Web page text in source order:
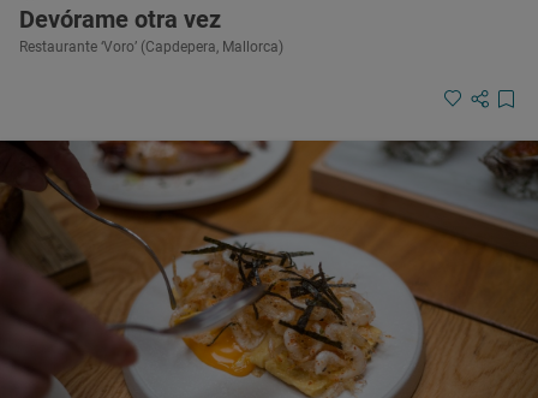
Devórame otra vez
Restaurante ‘Voro’ (Capdepera, Mallorca)